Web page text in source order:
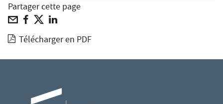
Partager cette page
Télécharger en PDF